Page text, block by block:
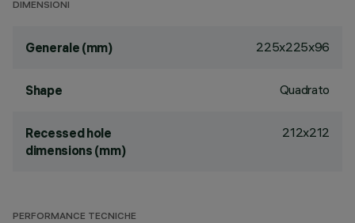
DIMENSIONI
Generale (mm) 225x225x96
Shape Quadrato
Recessed hole
dimensions (mm)
212x212
PERFORMANCE TECNICHE